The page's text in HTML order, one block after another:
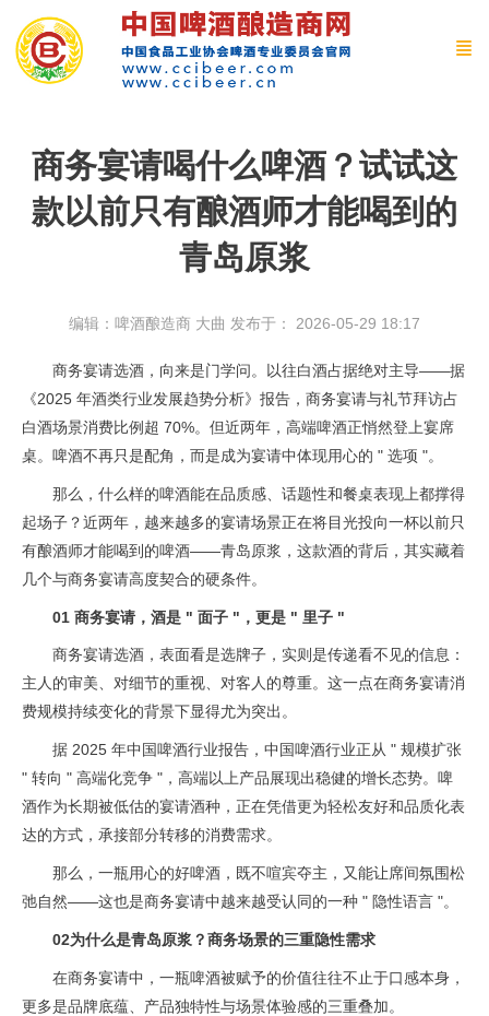
商务宴请喝什么啤酒？试试这
款以前只有酿酒师才能喝到的
青岛原浆
编辑：啤酒酿造商 大曲 发布于： 2026-05-29 18:17
商务宴请选酒，向来是门学问。以往白酒占据绝对主导——据
《2025 年酒类行业发展趋势分析》报告，商务宴请与礼节拜访占
白酒场景消费比例超 70%。但近两年，高端啤酒正悄然登上宴席
桌。啤酒不再只是配角，而是成为宴请中体现用心的 " 选项 "。
那么，什么样的啤酒能在品质感、话题性和餐桌表现上都撑得
起场子？近两年，越来越多的宴请场景正在将目光投向一杯以前只
有酿酒师才能喝到的啤酒——青岛原浆，这款酒的背后，其实藏着
几个与商务宴请高度契合的硬条件。
01 商务宴请，酒是 " 面子 "，更是 " 里子 "
商务宴请选酒，表面看是选牌子，实则是传递看不见的信息：
主人的审美、对细节的重视、对客人的尊重。这一点在商务宴请消
费规模持续变化的背景下显得尤为突出。
据 2025 年中国啤酒行业报告，中国啤酒行业正从 " 规模扩张
" 转向 " 高端化竞争 "，高端以上产品展现出稳健的增长态势。啤
酒作为长期被低估的宴请酒种，正在凭借更为轻松友好和品质化表
达的方式，承接部分转移的消费需求。
那么，一瓶用心的好啤酒，既不喧宾夺主，又能让席间氛围松
弛自然——这也是商务宴请中越来越受认同的一种 " 隐性语言 "。
02为什么是青岛原浆？商务场景的三重隐性需求
在商务宴请中，一瓶啤酒被赋予的价值往往不止于口感本身，
更多是品牌底蕴、产品独特性与场景体验感的三重叠加。